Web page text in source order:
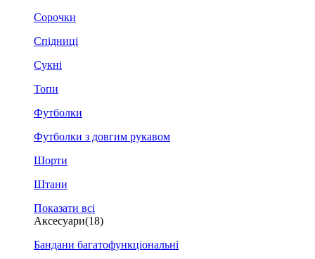
Сорочки
Спідниці
Сукні
Топи
Футболки
Футболки з довгим рукавом
Шорти
Штани
Показати всі
Аксесуари(18)
Бандани багатофункціональні